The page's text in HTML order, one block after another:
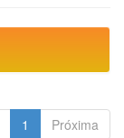
1 Próxima